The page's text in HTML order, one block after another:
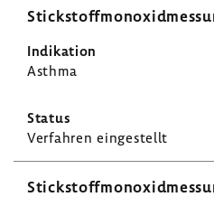
Asthma
Verfahren einge­stellt